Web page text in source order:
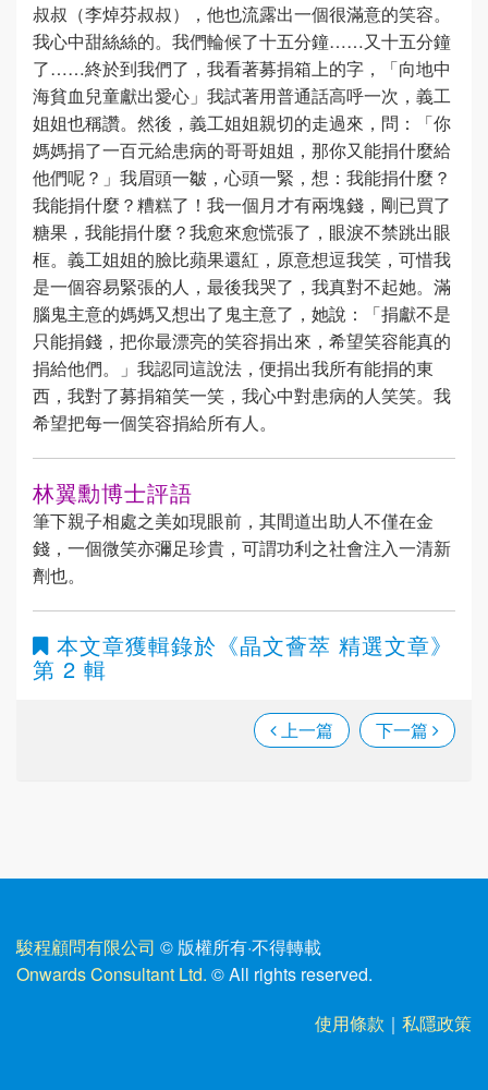
叔叔（李焯芬叔叔），他也流露出一個很滿意的笑容。
我心中甜絲絲的。我們輪候了十五分鐘……又十五分鐘
了……終於到我們了，我看著募捐箱上的字，「向地中
海貧血兒童獻出愛心」我試著用普通話高呼一次，義工
姐姐也稱讚。然後，義工姐姐親切的走過來，問：「你
媽媽捐了一百元給患病的哥哥姐姐，那你又能捐什麼給
他們呢？」我眉頭一皺，心頭一緊，想：我能捐什麼？
我能捐什麼？糟糕了！我一個月才有兩塊錢，剛已買了
糖果，我能捐什麼？我愈來愈慌張了，眼淚不禁跳出眼
框。義工姐姐的臉比蘋果還紅，原意想逗我笑，可惜我
是一個容易緊張的人，最後我哭了，我真對不起她。滿
腦鬼主意的媽媽又想出了鬼主意了，她說：「捐獻不是
只能捐錢，把你最漂亮的笑容捐出來，希望笑容能真的
捐給他們。」我認同這說法，便捐出我所有能捐的東
西，我對了募捐箱笑一笑，我心中對患病的人笑笑。我
希望把每一個笑容捐給所有人。
林翼勳博士評語
筆下親子相處之美如現眼前，其間道出助人不僅在金
錢，一個微笑亦彌足珍貴，可謂功利之社會注入一清新
劑也。
本文章獲輯錄於 《晶文薈萃 精選文章》
第 2 輯
上一篇 下一篇
駿程顧問有限公司 © 版權所有·不得轉載
Onwards Consultant Ltd. © All rights reserved.
使用條款 ｜ 私隱政策